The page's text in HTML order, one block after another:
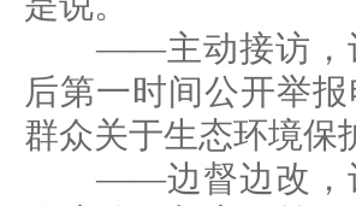
——主动接访，让
后第一时间公开举
群众关于生态环境保
——边督边改，让